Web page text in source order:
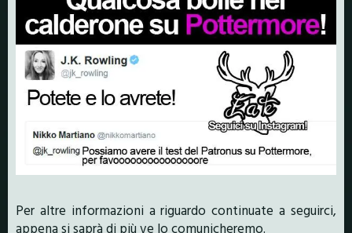
Per altre informazioni a riguardo continuate a seguirci,
appena si saprà di più ve lo comunicheremo.